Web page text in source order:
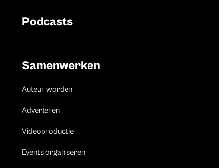
Podcasts
Samenwerken
Auteur worden
Adverteren
Videoproductie
Events organiseren